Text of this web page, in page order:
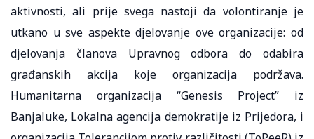
aktivnosti, ali prije svega nastoji da volontiranje je
utkano u sve aspekte djelovanje ove organizacije: od
djelovanja članova Upravnog odbora do odabira
građanskih akcija koje organizacija podržava.
Humanitarna organizacija “Genesis Project” iz
Banjaluke, Lokalna agencija demokratije iz Prijedora, i